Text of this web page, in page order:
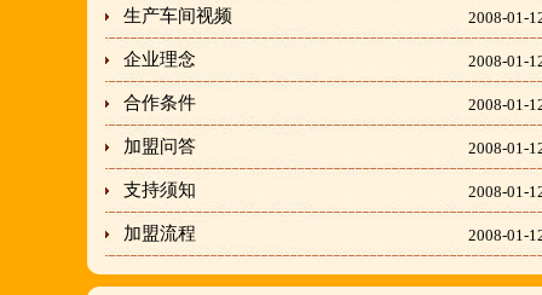
隶属于金顶鲜企业集团下属
胡羊排餐饮管理有限公司所持有.
金顶鲜宁夏特色系列胡羊排烧烤火锅复合餐厅
金顶鲜餐饮全国连锁500家,
有13年正规连锁加盟经验,
生产车间视频 2008-01-
企业理念 2008-01-
合作条件 2008-01-
加盟问答 2008-01-
支持须知 2008-01-
加盟流程 2008-01-